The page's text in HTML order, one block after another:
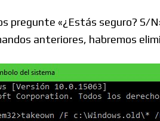
pregunte «¿Estás seguro? S/
anteriores, habremos